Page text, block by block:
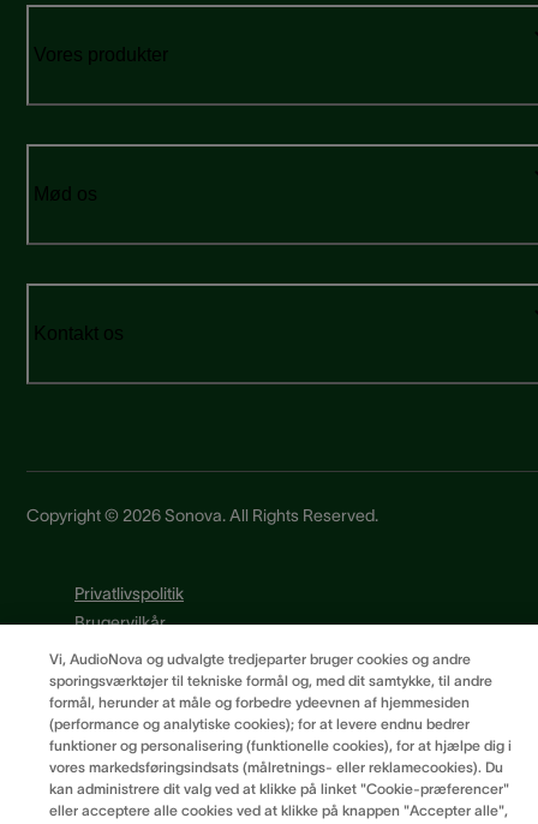
Vores produkter
Mød os
Kontakt os
Copyright © 2026 Sonova. All Rights Reserved.
Privatlivspolitik
Brugervilkår
Leverandørprincipper
Cookiepræferencer
Vi, AudioNova og udvalgte tredjeparter bruger cookies og andre
sporingsværktøjer til tekniske formål og, med dit samtykke, til andre
formål, herunder at måle og forbedre ydeevnen af hjemmesiden
(performance og analytiske cookies); for at levere endnu bedrer
funktioner og personalisering (funktionelle cookies), for at hjælpe dig i
vores markedsføringsindsats (målretnings- eller reklamecookies). Du
kan administrere dit valg ved at klikke på linket "Cookie-præferencer"
eller acceptere alle cookies ved at klikke på knappen "Accepter alle",